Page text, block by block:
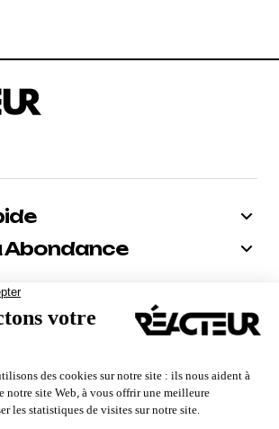
Abondance
de -10% sur tous nos
le code
cookies pour vous garantir la meilleure
notre site. Si vous continuez à utiliser ce